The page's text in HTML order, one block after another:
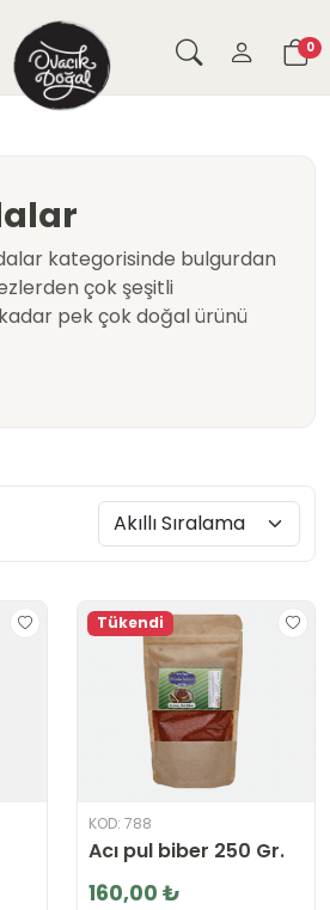
0
kategorisinde bulgurdan
çok şeşitli
pek çok doğal ürünü
Tükendi
KOD: 788
Acı pul biber 250 Gr.
160,00 ₺